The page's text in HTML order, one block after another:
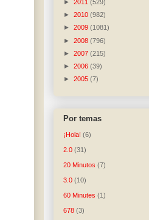
► 2011 (529)
► 2010 (982)
► 2009 (1081)
► 2008 (796)
► 2007 (215)
► 2006 (39)
► 2005 (7)
Por temas
¡Hola! (6)
2.0 (31)
20 Minutos (7)
3.0 (10)
60 Minutes (1)
678 (3)